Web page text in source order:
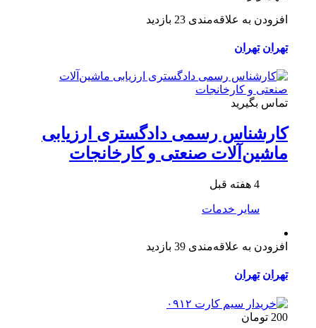
افزودن به علاقه‌مندی 23 بازدید
تهران تهران
تماس بگیرید
کارشناس رسمی دادگستری ارزیابی
ماشین‌آلات صنعتی و کارخانجات
4 هفته قبل
سایر خدمات
افزودن به علاقه‌مندی 39 بازدید
تهران تهران
200 تومان